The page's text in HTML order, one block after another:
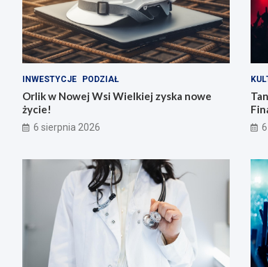
INWESTYCJE PODZIAŁ
Orlik w Nowej Wsi Wielkiej zyska nowe
życie!
6 sierpnia 2026